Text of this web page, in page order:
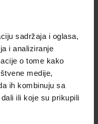
sadržaja i oglasa,
i analiziranje
o tome kako
medije,
ih kombinuju sa
ili koje su prikupili
doprinosi da
proteknu u
uz primenu visokih